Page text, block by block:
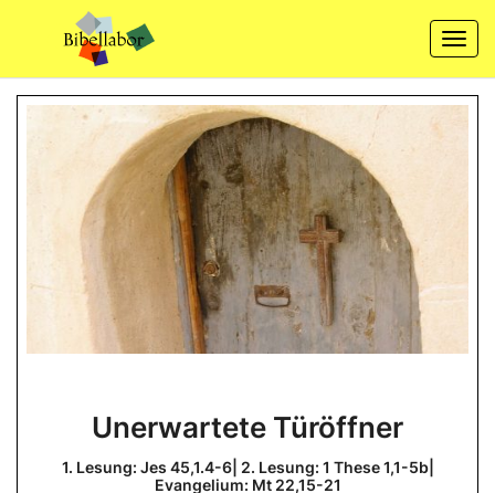
content
Türöffner
1.
Lesung:
Unerwartete Türöffner
1. Lesung: Jes 45,1.4-6| 2. Lesung: 1 These 1,1-5b|
Evangelium: Mt 22,15-21